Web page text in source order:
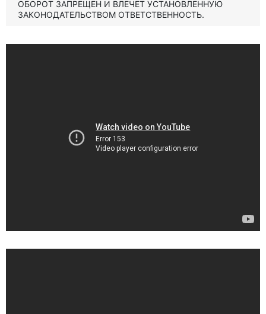
ОБОРОТ ЗАПРЕЩЕН И ВЛЕЧЕТ УСТАНОВЛЕННУЮ
ЗАКОНОДАТЕЛЬСТВОМ ОТВЕТСТВЕННОСТЬ.